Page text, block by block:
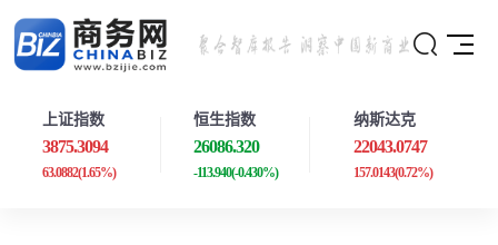
上证指数
3875.3094
63.0882(1.65%)
恒生指数
26086.320
-113.940(-0.430%)
纳斯达克
22043.0747
157.0143(0.72%)